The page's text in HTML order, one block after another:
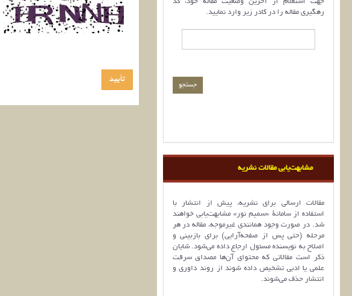
رهگیری مقاله را در کادر زیر وارد نمایید.
مشابهت‌یابی مقالات نشریه
مقالات ارسالی برای نشریه، پیش از انتشار با
استفاده از سامانۀ «سمیم نور» مشابهت‌یابی خواهند
شد. در صورت وجود همانندی غیرموجه، مقاله در هر
مرحله (حتی پس از صفحه‌آرایی) برای بازبینی و
اصلاح به نویسنده مسئول ارجاع داده می‌شود. شایان
ذکر است مقالاتی که محتوای آن‌ها مصداق سرقت
علمی یا ادبی تشخیص داده شوند از روند داوری و
انتشار حذف می‌شوند.